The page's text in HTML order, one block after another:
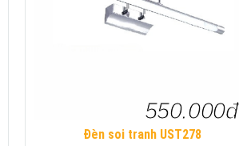
Đèn soi tranh UST278
550.000đ